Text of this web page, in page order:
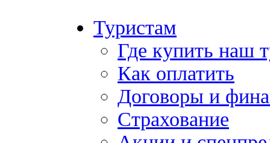
Туристам
Где купить наш
Как оплатить
Договоры и
Страхование